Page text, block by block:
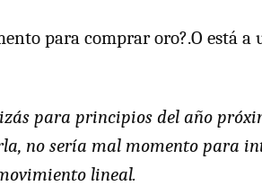
para comprar oro?.O está a
para principios del año
no sería mal momento para
lineal.